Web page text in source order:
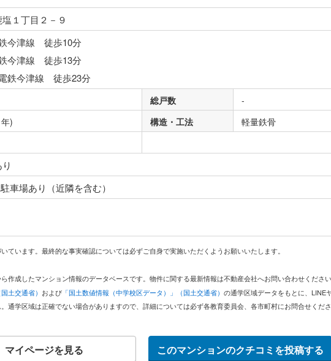
１丁目２－９
今津線 徒歩10分
今津線 徒歩13分
鉄今津線 徒歩23分
総戸数
-
) 構造・工法
軽量鉄骨
車場あり（近隣を含む）
ています。最終的な事実確認については必ずご自身で実施いただくようお願いいたします。
作成したマンション情報のデータベースです。物件に関する最新情報は不動産会社へお問い合わせください
土交通省） および 「国土数値情報（中学校区データ）」（国土交通省） の通学区域データをもとに、LINE
通学区域は正確でない場合がありますので、詳細については必ず各教育委員会、各市町村にお問合せくださ
マイページを見る このマンションのクチコミを投稿する